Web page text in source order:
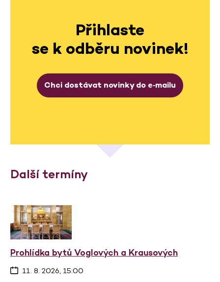
Přihlaste
se k odběru novinek!
Chci dostávat novinky do e‑mailu
Další termíny
Prohlídka bytů Voglových a Krausových
11. 8. 2026, 15:00